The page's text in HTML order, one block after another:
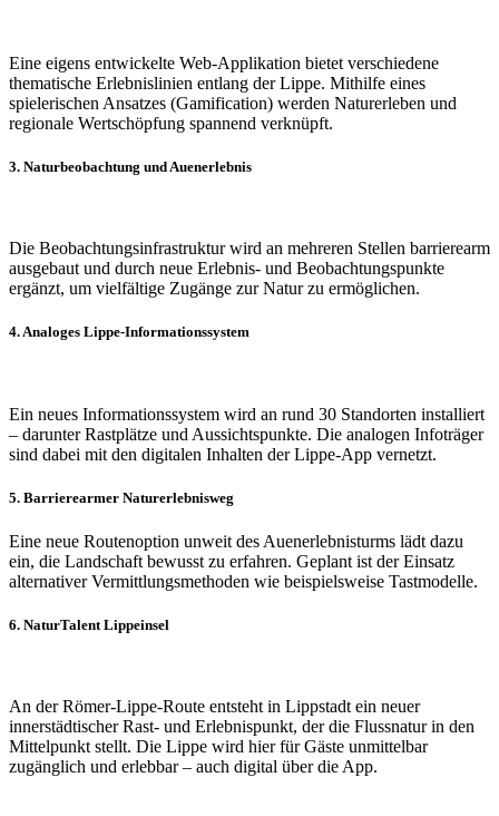
Eine eigens entwickelte Web-Applikation bietet verschiedene
thematische Erlebnislinien entlang der Lippe. Mithilfe eines
spielerischen Ansatzes (Gamification) werden Naturerleben und
regionale Wertschöpfung spannend verknüpft.
3. Naturbeobachtung und Auenerlebnis
Die Beobachtungsinfrastruktur wird an mehreren Stellen barrierearm
ausgebaut und durch neue Erlebnis- und Beobachtungspunkte
ergänzt, um vielfältige Zugänge zur Natur zu ermöglichen.
4. Analoges Lippe-Informationssystem
Ein neues Informationssystem wird an rund 30 Standorten installiert
– darunter Rastplätze und Aussichtspunkte. Die analogen Infoträger
sind dabei mit den digitalen Inhalten der Lippe-App vernetzt.
5. Barrierearmer Naturerlebnisweg
Eine neue Routenoption unweit des Auenerlebnisturms lädt dazu
ein, die Landschaft bewusst zu erfahren. Geplant ist der Einsatz
alternativer Vermittlungsmethoden wie beispielsweise Tastmodelle.
6. NaturTalent Lippeinsel
An der Römer-Lippe-Route entsteht in Lippstadt ein neuer
innerstädtischer Rast- und Erlebnispunkt, der die Flussnatur in den
Mittelpunkt stellt. Die Lippe wird hier für Gäste unmittelbar
zugänglich und erlebbar – auch digital über die App.